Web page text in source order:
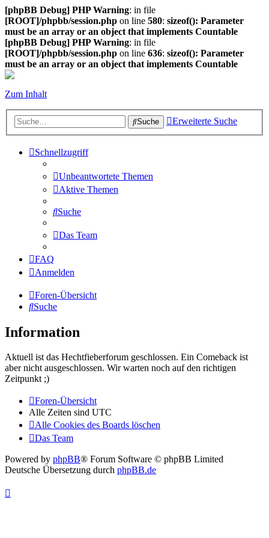
[phpBB Debug] PHP Warning: in file
[ROOT]/phpbb/session.php on line 580: sizeof(): Parameter
must be an array or an object that implements Countable
[phpBB Debug] PHP Warning: in file
[ROOT]/phpbb/session.php on line 636: sizeof(): Parameter
must be an array or an object that implements Countable
Zum Inhalt
Suche Erweiterte Suche
Schnellzugriff
Unbeantwortete Themen
Aktive Themen
Suche
Das Team
FAQ
Anmelden
Foren-Übersicht
Suche
Information
Aktuell ist das Hechtfieberforum geschlossen. Ein Comeback ist
aber nicht ausgeschlossen. Wir warten noch auf den richtigen
Zeitpunkt ;)
Foren-Übersicht
Alle Zeiten sind UTC
Alle Cookies des Boards löschen
Das Team
Powered by phpBB® Forum Software © phpBB Limited
Deutsche Übersetzung durch phpBB.de